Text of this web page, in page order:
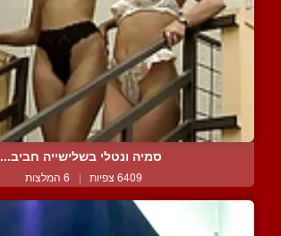
סמיה ונטלי בשלישייה חביב...
6409 צפיות | 6 המלצות